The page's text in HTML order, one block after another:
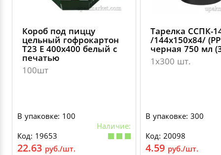
Короб под пиццу
цельный гофрокартон
Т23 Е 400х400 белый с
печатью
100шт
В упаковке: 100
Наличие:
Код: 19653
22.63 руб./шт.
Тарелка ССПК-
/144х150х84/
черная 750 мл
1х300 шт.
В упаковке: 300
Код: 20098
4.59 руб./шт.